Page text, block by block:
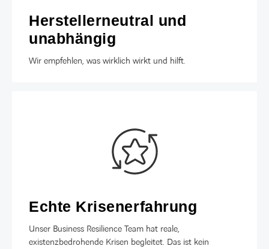
Herstellerneutral und
unabhängig
Wir empfehlen, was wirklich wirkt und hilft.
Echte Krisenerfahrung
Unser Business Resilience Team hat reale,
existenzbedrohende Krisen begleitet. Das ist kein